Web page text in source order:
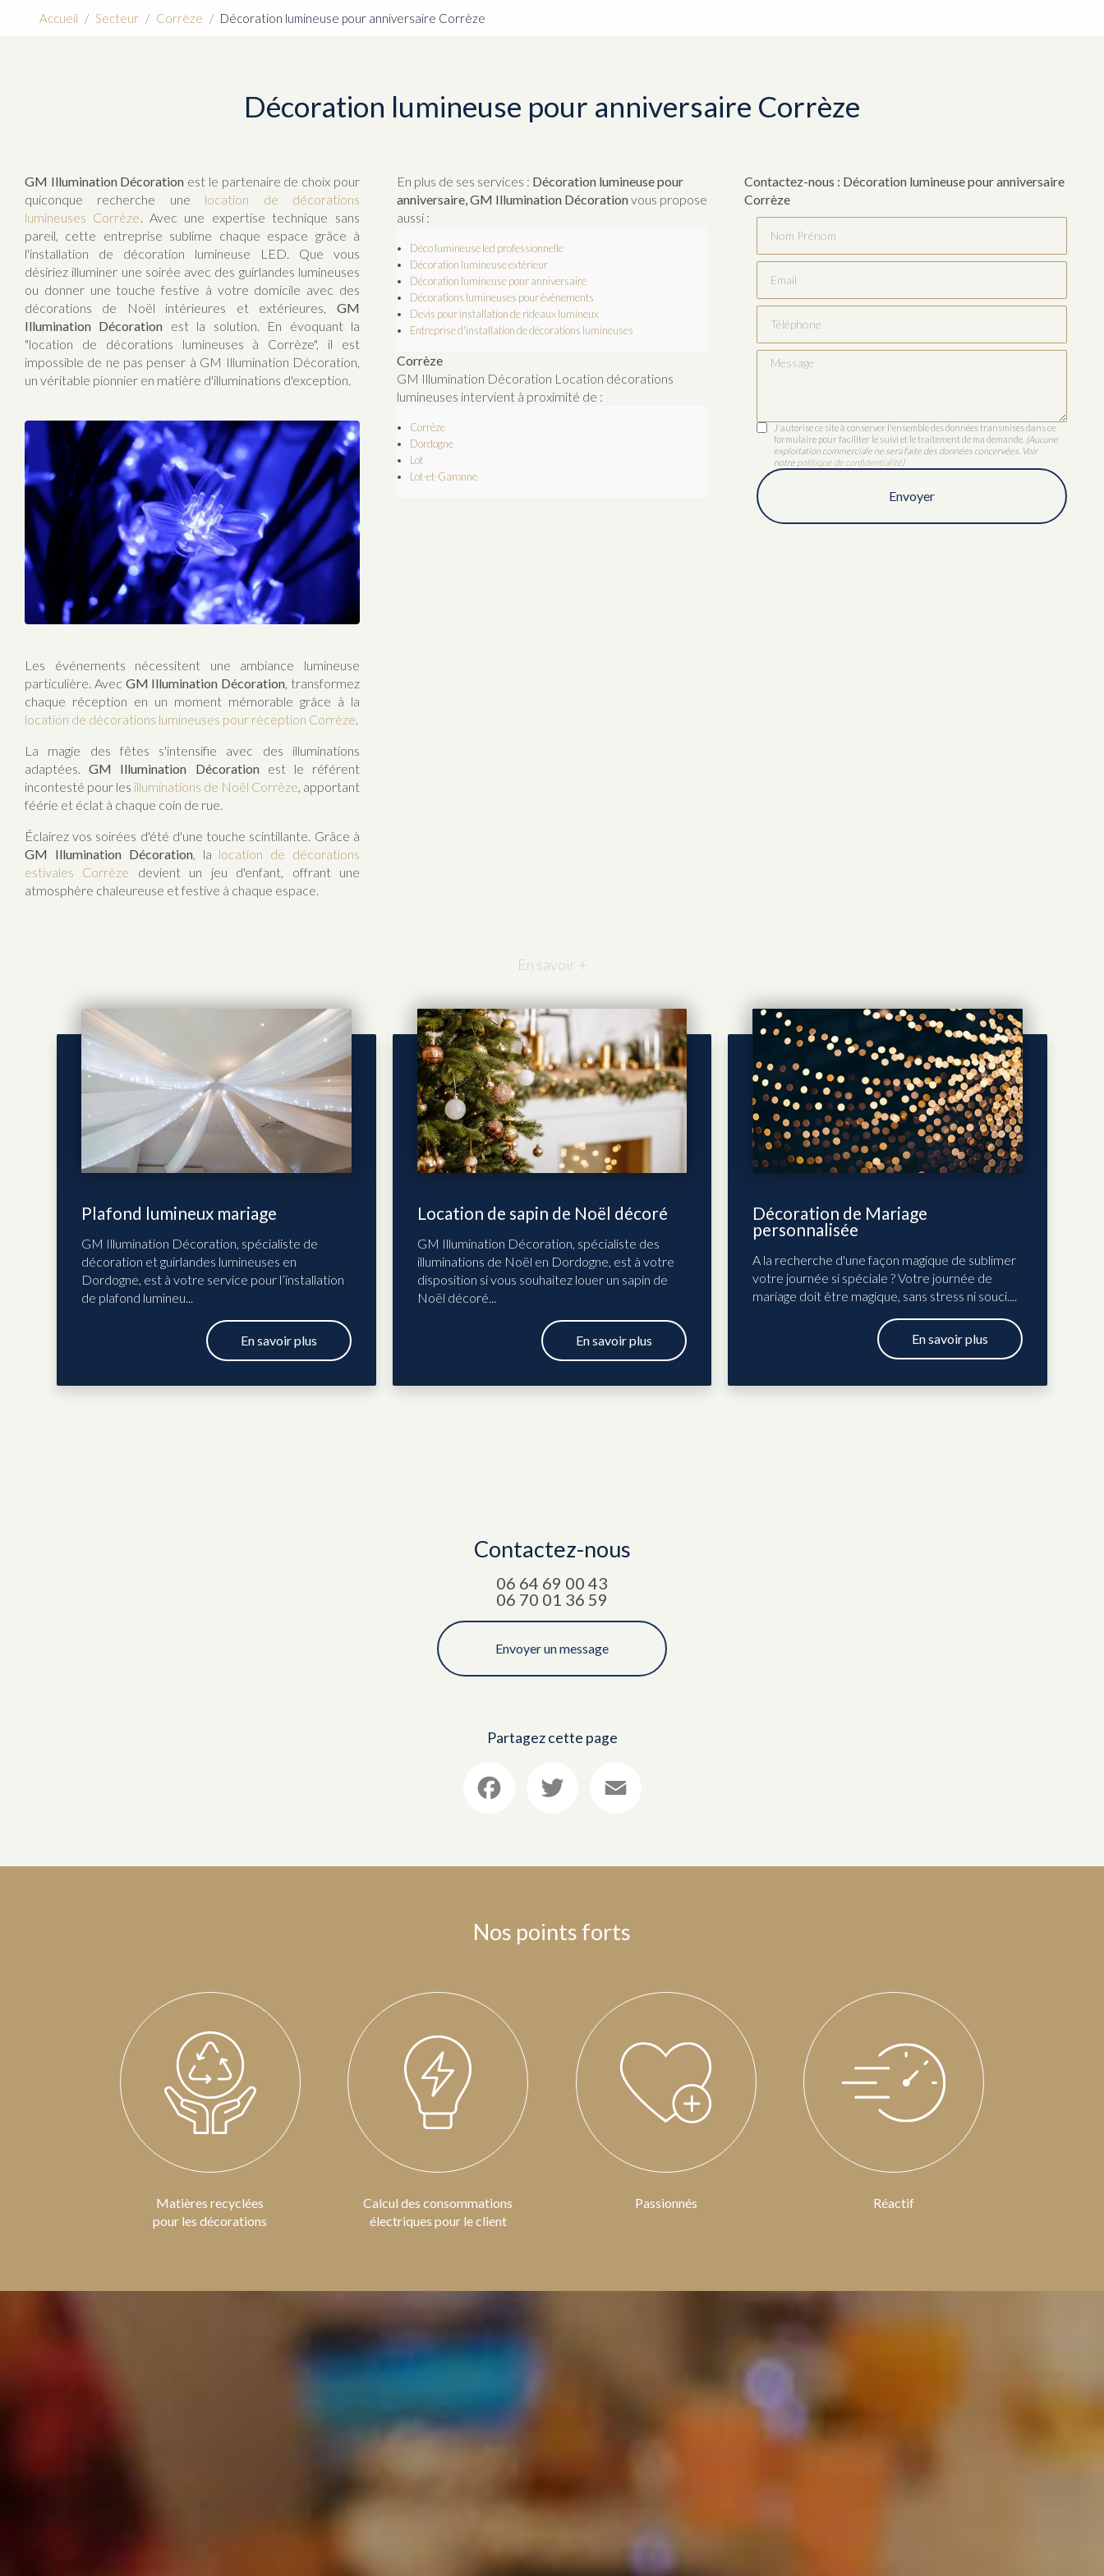
Accueil Secteur Corrèze Décoration lumineuse pour anniversaire Corrèze
Décoration lumineuse pour anniversaire Corrèze
GM Illumination Décoration est le partenaire de choix pour
quiconque recherche une location de décorations
lumineuses Corrèze. Avec une expertise technique sans
pareil, cette entreprise sublime chaque espace grâce à
l'installation de décoration lumineuse LED. Que vous
désiriez illuminer une soirée avec des guirlandes lumineuses
ou donner une touche festive à votre domicile avec des
décorations de Noël intérieures et extérieures, GM
Illumination Décoration est la solution. En évoquant la
"location de décorations lumineuses à Corrèze", il est
impossible de ne pas penser à GM Illumination Décoration,
un véritable pionnier en matière d'illuminations d'exception.
Les événements nécessitent une ambiance lumineuse
particulière. Avec GM Illumination Décoration , transformez
chaque réception en un moment mémorable grâce à la
location de décorations lumineuses pour réception Corrèze
La magie des fêtes s'intensifie avec des illuminations
adaptées.GM Illumination Décorationest le référent
incontesté pour les illuminations de Noël Corrèze , apportant
féérie et éclat à chaque coin de rue.
Éclairez vos soirées d'été d'une touche scintillante. Grâce à
GM Illumination Décoration, la location de décorations
estivales Corrèze devient un jeu d'enfant, offrant une
atmosphère chaleureuse et festive à chaque espace.
En plus de ses services : Décoration lumineuse pour
anniversaire, GM Illumination Décorationvous propose
aussi :
Déco lumineuse led professionnelle
Décoration lumineuse extérieur
Décoration lumineuse pour anniversaire
Décorations lumineuses pour évènements
Devis pour installation de rideaux lumineux
Entreprise d'installation de décorations lumineuses
Corrèze
GM Illumination Décoration Location décorations
lumineuses intervient à proximité de :
Corrèze
Dordogne
Lot
Lot-et-Garonne
Contactez-nous : Décoration lumineuse pour anniversaire
Corrèze
Message
J'autorise ce site à conserver l'ensemble des données transmises dans ce
formulaire pour faciliter le suivi et le traitement de ma demande. (Aucune
exploitation commerciale ne sera faite des données concervées. Voir
notre politique de confidentialité)
En savoir +
Plafond lumineux mariage
GM Illumination Décoration, spécialiste de
décoration et guirlandes lumineuses en
Dordogne, est à votre service pour l’installation
de plafond lumineu...
En savoir plus
Location de sapin de Noël décoré
GM Illumination Décoration, spécialiste des
illuminations de Noël en Dordogne, est à votre
disposition si vous souhaitez louer un sapin de
Noël décoré...
En savoir plus
Décoration de Mariage
personnalisée
A la recherche d'une façon magique de sublimer
votre journée si spéciale ? Votre journée de
mariage doit être magique, sans stress ni souci....
En savoir plus
Contactez-nous
06 64 69 00 43
06 70 01 36 59
Envoyer un message
Partagez cette page
Nos points forts
Matières recyclées
pour les décorations
Calcul des consommations
électriques pour le client
Passionnés Réactif